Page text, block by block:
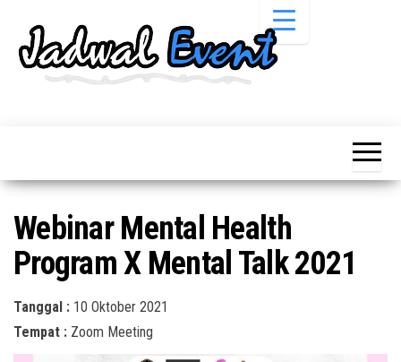
Pameran,
Acara &
Promo
Terbaru
Pameran,
Bazaar,
Workshop,
Job Fair,
Lomba dll.
Webinar Mental Health
Program X Mental Talk 2021
Tanggal : 10 Oktober 2021
Tempat : Zoom Meeting